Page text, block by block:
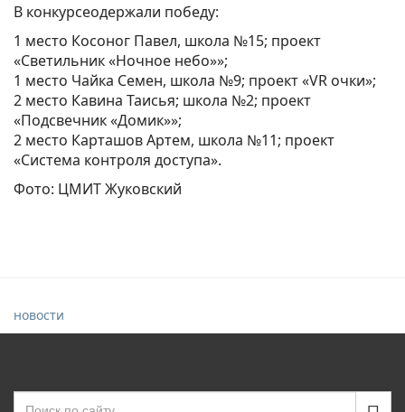
В конкурсеодержали победу:
1 место Косоног Павел, школа №15; проект
«Светильник «Ночное небо»»;
1 место Чайка Семен, школа №9; проект «VR очки»;
2 место Кавина Таисья; школа №2; проект
«Подсвечник «Домик»»;
2 место Карташов Артем, школа №11; проект
«Система контроля доступа».
Фото: ЦМИТ Жуковский
новости